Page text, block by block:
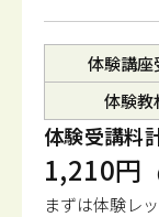
体験講座
体験教
体験受講料
1,210円
まずは体験レ